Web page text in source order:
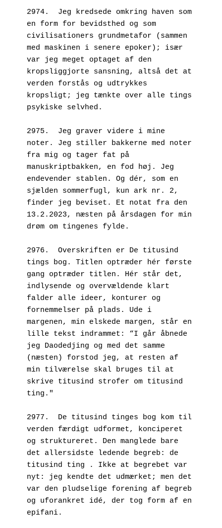
2974.  Jeg kredsede omkring haven som
en form for bevidsthed og som
civilisationers grundmetafor (sammen
med maskinen i senere epoker); især
var jeg meget optaget af den
kropsliggjorte sansning, altså det at
verden forstås og udtrykkes
kropsligt; jeg tænkte over alle tings
psykiske selvhed.
2975.  Jeg graver videre i mine
noter. Jeg stiller bakkerne med noter
fra mig og tager fat på
manuskriptbakken, en fod høj. Jeg
endevender stablen. Og dér, som en
sjælden sommerfugl, kun ark nr. 2,
finder jeg beviset. Et notat fra den
13.2.2023, næsten på årsdagen for min
drøm om tingenes fylde.
2976.  Overskriften er De titusind
tings bog. Titlen optræder hér første
gang optræder titlen. Hér står det,
indlysende og overvældende klart
falder alle ideer, konturer og
fornemmelser på plads. Ude i
margenen, min elskede margen, står en
lille tekst indrammet: “I går åbnede
jeg Daodedjing og med det samme
(næsten) forstod jeg, at resten af
min tilværelse skal bruges til at
skrive titusind strofer om titusind
ting."
2977.  De titusind tinges bog kom til
verden færdigt udformet, konciperet
og struktureret. Den manglede bare
det allersidste ledende begreb: de
titusind ting . Ikke at begrebet var
nyt: jeg kendte det udmærket; men det
var den pludselige forening af begreb
og uforankret idé, der tog form af en
epifani.